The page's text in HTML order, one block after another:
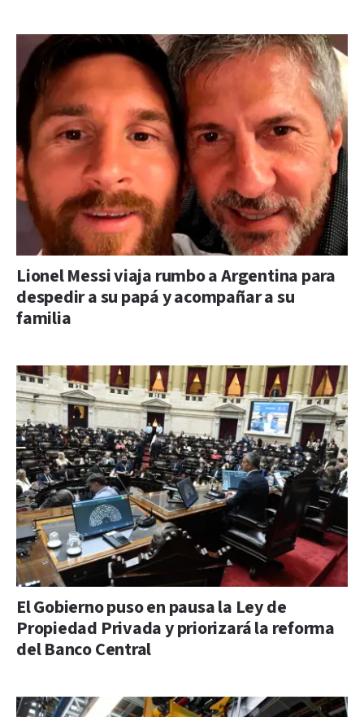
Lionel Messi viaja rumbo a Argentina para
despedir a su papá y acompañar a su
familia
El Gobierno puso en pausa la Ley de
Propiedad Privada y priorizará la reforma
del Banco Central